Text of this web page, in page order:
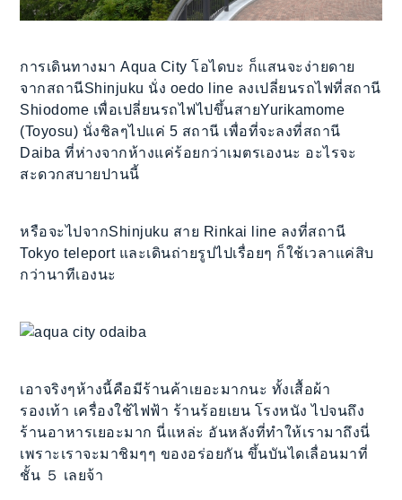
การเดินทางมา Aqua City โอไดบะ ก็แสนจะง่ายดาย
จากสถานีShinjuku นั่ง oedo line ลงเปลี่ยนรถไฟที่สถานี
Shiodome เพื่อเปลี่ยนรถไฟไปขึ้นสายYurikamome
(Toyosu) นั่งชิลๆไปแค่ 5 สถานี เพื่อที่จะลงที่สถานี
Daiba ที่ห่างจากห้างแค่ร้อยกว่าเมตรเองนะ อะไรจะ
สะดวกสบายปานนี้
หรือจะไปจากShinjuku สาย Rinkai line ลงที่สถานี
Tokyo teleport และเดินถ่ายรูปไปเรื่อยๆ ก็ใช้เวลาแค่สิบ
กว่านาทีเองนะ
เอาจริงๆห้างนี้คือมีร้านค้าเยอะมากนะ ทั้งเสื้อผ้า
รองเท้า เครื่องใช้ไฟฟ้า ร้านร้อยเยน โรงหนัง ไปจนถึง
ร้านอาหารเยอะมาก นี่แหล่ะ อันหลังที่ทำให้เรามาถึงนี่
เพราะเราจะมาชิมๆๆ ของอร่อยกัน ขึ้นบันไดเลื่อนมาที่
ชั้น ５ เลยจ้า